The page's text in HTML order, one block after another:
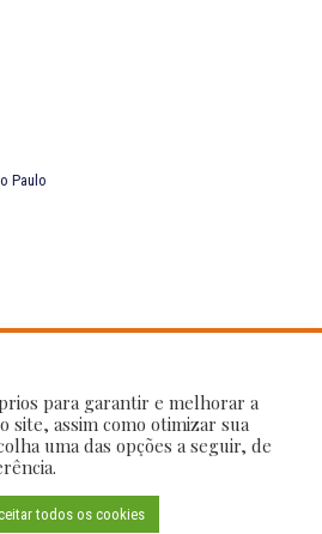
Paulo
para garantir e melhorar a
site, assim como otimizar sua
uma das opções a seguir, de
todos os cookies